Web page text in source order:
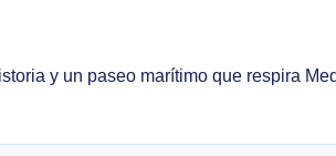
y un paseo marítimo que respira